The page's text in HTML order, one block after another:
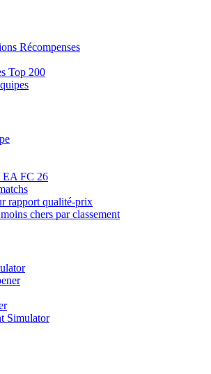
Récompenses
Top 200
EA FC 26
rapport qualité-prix
chers par classement
Simulator